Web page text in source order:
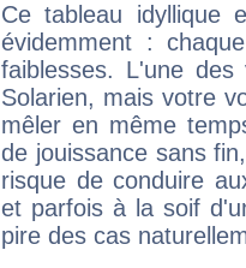
Ce tableau idyllique
évidemment :
faiblesses. L'une
Solarien, mais votre
mêler en même
de jouissance sans
risque de conduire
et parfois à la soif
pire des cas